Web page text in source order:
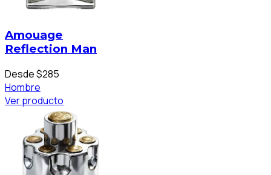
Amouage
Reflection Man
Desde $285
Hombre
Ver producto